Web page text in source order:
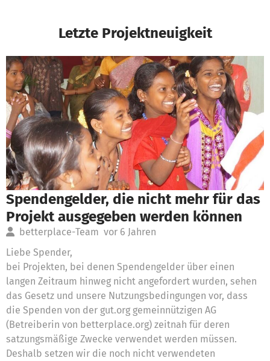
Letzte Projektneuigkeit
Spendengelder, die nicht mehr für das
Projekt ausgegeben werden können
betterplace-Team vor 6 Jahren
Liebe Spender,
bei Projekten, bei denen Spendengelder über einen
langen Zeitraum hinweg nicht angefordert wurden, sehen
das Gesetz und unsere Nutzungsbedingungen vor, dass
die Spenden von der gut.org gemeinnützigen AG
(Betreiberin von betterplace.org) zeitnah für deren
satzungsmäßige Zwecke verwendet werden müssen.
Deshalb setzen wir die noch nicht verwendeten